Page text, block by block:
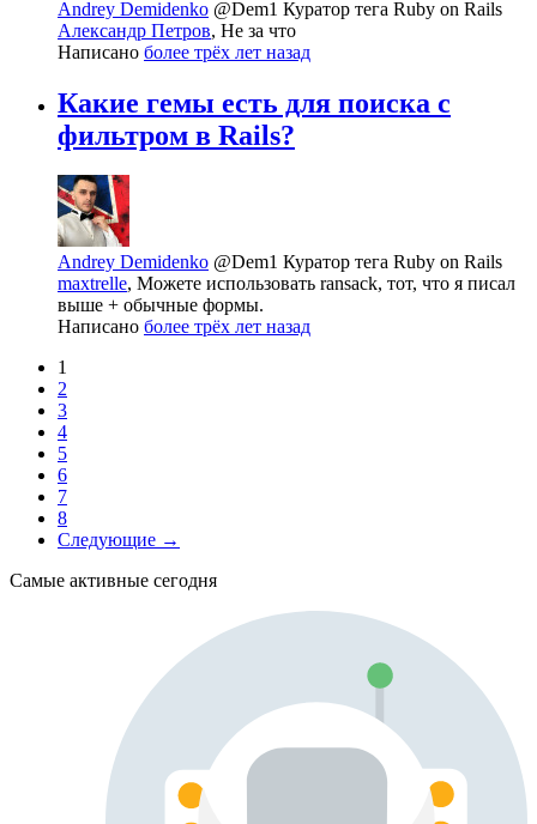
Andrey Demidenko @Dem1 Куратор тега Ruby on Rails
Александр Петров, Не за что
Написано более трёх лет назад
Какие гемы есть для поиска с
фильтром в Rails?
Andrey Demidenko @Dem1 Куратор тега Ruby on Rails
maxtrelle, Можете использовать ransack, тот, что я писал
выше + обычные формы.
Написано более трёх лет назад
1
2
3
4
5
6
7
8
Следующие →
Самые активные сегодня